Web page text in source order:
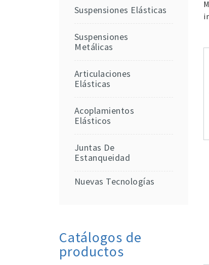
Suspensiones Elásticas
Suspensiones
Metálicas
Articulaciones
Elásticas
Acoplamientos
Elásticos
Juntas De
Estanqueidad
Nuevas Tecnologías
Catálogos de
productos